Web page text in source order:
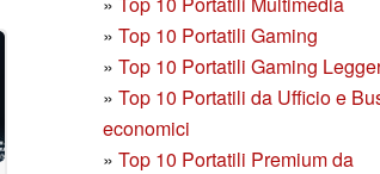
» Top 10 Portatili Gaming
» Top 10 Portatili Gaming
» Top 10 Portatili da Ufficio e
economici
» Top 10 Portatili Premium da